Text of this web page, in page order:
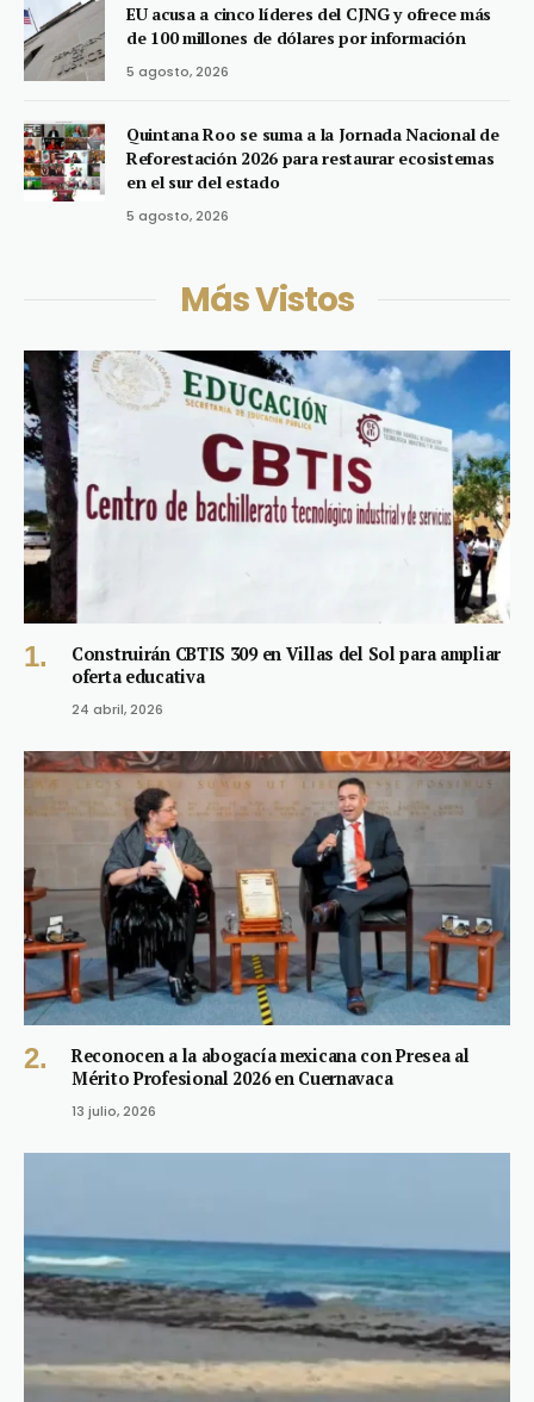
EU acusa a cinco líderes del CJNG y ofrece más
de 100 millones de dólares por información
5 agosto, 2026
Quintana Roo se suma a la Jornada Nacional de
Reforestación 2026 para restaurar ecosistemas
en el sur del estado
5 agosto, 2026
Más Vistos
Construirán CBTIS 309 en Villas del Sol para ampliar
oferta educativa
24 abril, 2026
Reconocen a la abogacía mexicana con Presea al
Mérito Profesional 2026 en Cuernavaca
13 julio, 2026